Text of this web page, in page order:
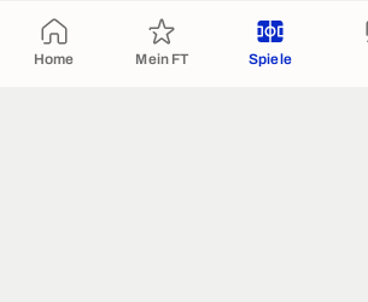
Home Mein FT Spiele